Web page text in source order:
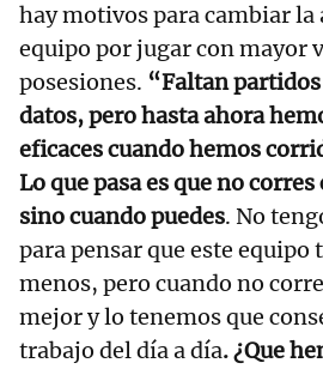
hay motivos para cambiar la
equipo por jugar con mayor
posesiones. “Faltan
datos, pero hasta ahora
eficaces cuando hemos
Lo que pasa es que no
sino cuando puedes. No
para pensar que este equipo
menos, pero cuando no
mejor y lo tenemos que
trabajo del día a día. ¿Que